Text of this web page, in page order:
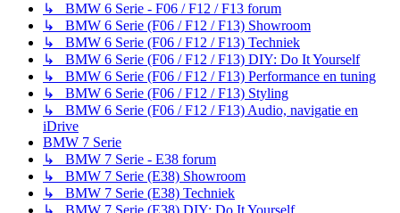
↳ BMW 6 Serie - F06 / F12 / F13 forum
↳ BMW 6 Serie (F06 / F12 / F13) Showroom
↳ BMW 6 Serie (F06 / F12 / F13) Techniek
↳ BMW 6 Serie (F06 / F12 / F13) DIY: Do It Yourself
↳ BMW 6 Serie (F06 / F12 / F13) Performance en tuning
↳ BMW 6 Serie (F06 / F12 / F13) Styling
↳ BMW 6 Serie (F06 / F12 / F13) Audio, navigatie en
iDrive
BMW 7 Serie
↳ BMW 7 Serie - E38 forum
↳ BMW 7 Serie (E38) Showroom
↳ BMW 7 Serie (E38) Techniek
↳ BMW 7 Serie (E38) DIY: Do It Yourself